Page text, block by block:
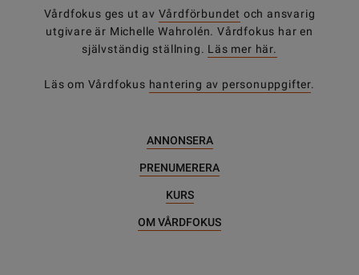
Vårdfokus ges ut av Vårdförbundet och ansvarig
utgivare är Michelle Wahrolén. Vårdfokus har en
självständig ställning. Läs mer här.
Läs om Vårdfokus hantering av personuppgifter.
ANNONSERA
PRENUMERERA
KURS
OM VÅRDFOKUS